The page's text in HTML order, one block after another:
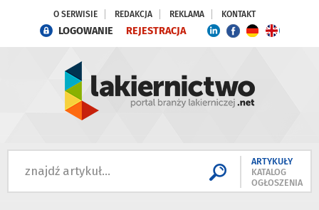
O SERWISIE REDAKCJA REKLAMA KONTAKT
LOGOWANIE REJESTRACJA
ARTYKUŁY
KATALOG
OGŁOSZENIA